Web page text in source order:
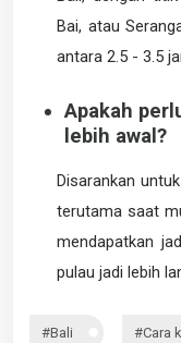
Bai, atau
antara 2.5 - 3.5
Apakah
lebih awal?
Disarankan
terutama saat
mendapatkan
pulau jadi lebih
#Bali #Cara